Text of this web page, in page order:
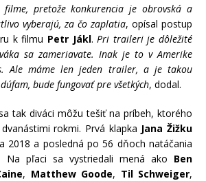
filme, pretože konkurencia je obrovská a
vyberajú, za čo zaplatia, opísal postup
k filmu Petr Jákl. Pri traileri je dôležité
sa zameriavate. Inak je to v Amerike
Ale máme len jeden trailer, a je takou
bude fungovať pre všetkých, dodal.
tak diváci môžu tešiť na príbeh, ktorého
rokmi. Prvá klapka Jana Žižku
2018 a posledná po 56 dňoch natáčania
Na pľaci sa vystriedali mená ako Ben
, Matthew Goode, Til Schweiger,